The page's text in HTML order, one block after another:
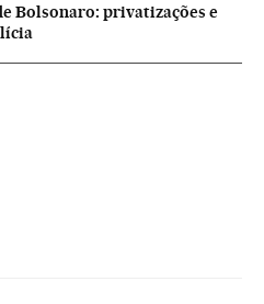
Bolsonaro: privatizações e